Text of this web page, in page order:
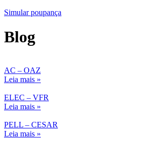
Simular poupança
Blog
AC – OAZ
Leia mais »
ELEC – VFR
Leia mais »
PELL – CESAR
Leia mais »